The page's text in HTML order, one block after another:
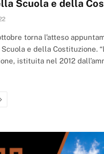
Scuola e della
torna l’atteso
e della Costituzione.
istituita nel 2012
Next